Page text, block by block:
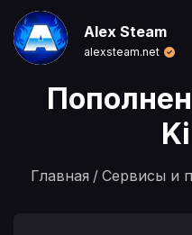
Alex Steam
alexsteam.net
Главная Сервисы и